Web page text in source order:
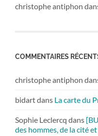
christophe antiphon
COMMENTAIRES
christophe antiphon
bidartdans La carte du
Sophie Leclercq dans
des hommes, de la cité